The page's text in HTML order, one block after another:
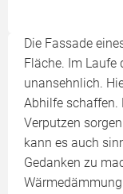
Die Fassade
Fläche. Im Laufe
unansehnlich.
Abhilfe schaffen.
Verputzen
kann es auch
Gedanken zu